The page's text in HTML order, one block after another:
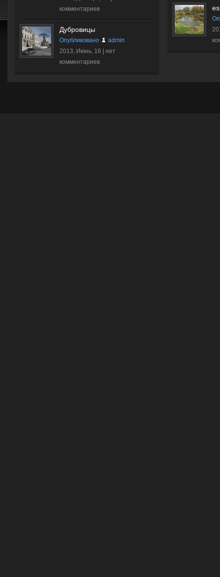
комментариев
Дубровицы
Опубликовано
admin
2013, Июнь, 16 | нет
комментариев